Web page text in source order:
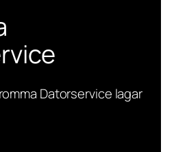
Datorservice lagar